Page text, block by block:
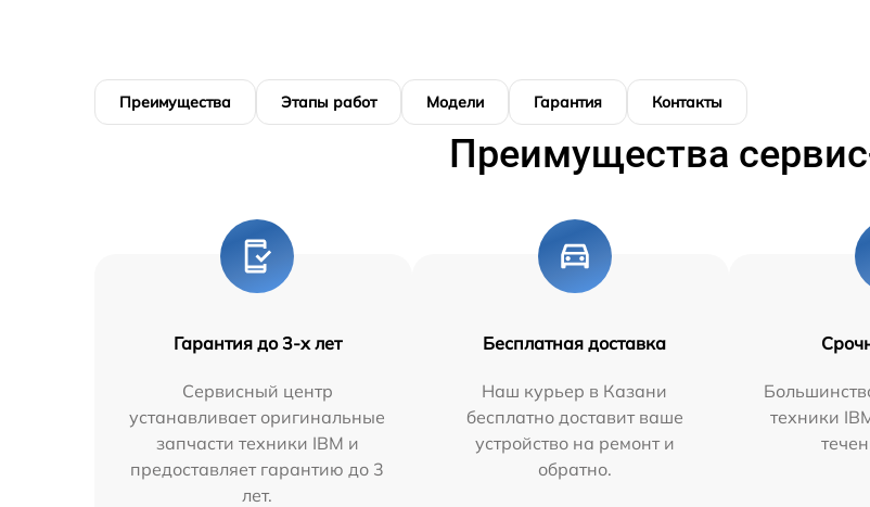
Преимущества Этапы работ Модели Гарантия Контакты
Преимущества
Гарантия до 3-х лет
Сервисный центр
устанавливает оригинальные
запчасти техники IBM и
предоставляет гарантию до 3
лет.
Бесплатная доставка
Наш курьер в Казани
бесплатно доставит ваше
устройство на ремонт и
обратно.
техники